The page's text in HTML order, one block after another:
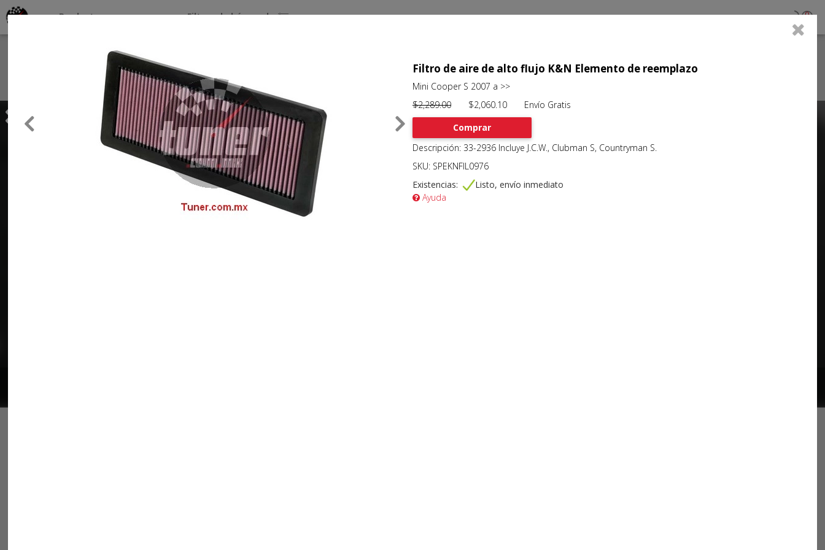
Clients
Productos por marcas Filtros de búsqueda 0
Previous
Filtro de aire de alto flujo K&N Elemento de reemplazo
Mini Cooper S 2007 a >>
$2,289.00$2,060.10 Envío Gratis
Comprar
Descripción: 33-2936 Incluye J.C.W., Clubman S, Countryman S.
SKU: SPEKNFIL0976
Existencias:
Listo, envío inmediato
Ayuda